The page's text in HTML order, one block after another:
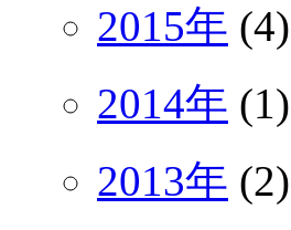
2015年 (4)
2014年 (1)
2013年 (2)